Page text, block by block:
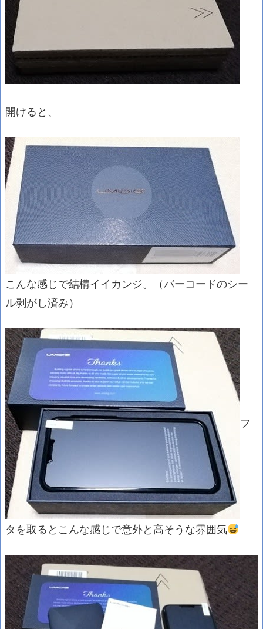
開けると、
こんな感じで結構イイカンジ。（バーコードのシー
ル剥がし済み）
フ
タを取るとこんな感じで意外と高そうな雰囲気